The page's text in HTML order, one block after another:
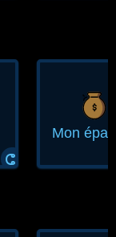
ⵛ
Mon